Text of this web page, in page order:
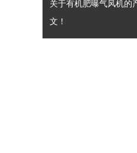
关于有机肥曝气风机的
文！